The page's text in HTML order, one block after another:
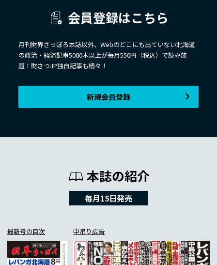
会員登録はこちら
月刊財界さっぽろ本誌以外、Webのどこにも出ていない北海道
の政治・経済記事5000本以上が毎月550円（税込）で読み放
題！財さつJP独自記事も続々！
新規会員登録
本誌の紹介
毎月15日発売
最新号の目次 中吊り広告